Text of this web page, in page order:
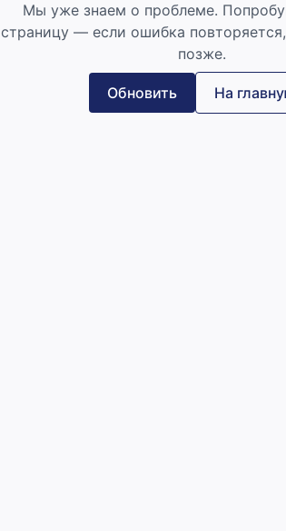
Мы уже знаем о проблеме.
страницу — если ошибка
позже.
Обновить На